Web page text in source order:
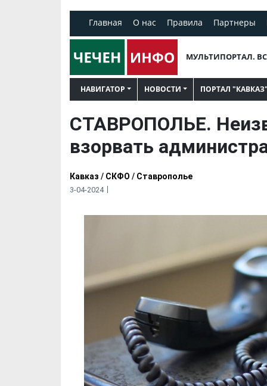
Главная О нас Правила Партнеры
МУЛЬТИПОРТАЛ.
НАВИГАТОР НОВОСТИ ПОРТАЛ "КАВКАЗ"
СТАВРОПОЛЬЕ.
взорвать
Кавказ / СКФО / Ставрополье
3-04-2024